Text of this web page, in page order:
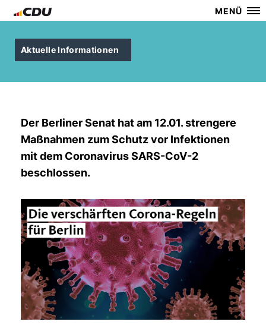
MENÜ
Aktuelle Informationen
Der Berliner Senat hat am 12.01. strengere
Maßnahmen zum Schutz vor Infektionen
mit dem Coronavirus SARS-CoV-2
beschlossen.